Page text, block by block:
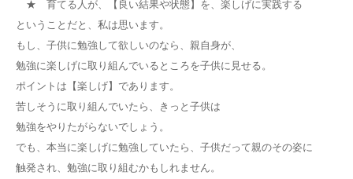
★ 育てる人が、【良い結果や状態】を、楽しげに実践する
ということだと、私は思います。
もし、子供に勉強して欲しいのなら、親自身が、
勉強に楽しげに取り組んでいるところを子供に見せる。
ポイントは【楽しげ】であります。
苦しそうに取り組んでいたら、きっと子供は
勉強をやりたがらないでしょう。
でも、本当に楽しげに勉強していたら、子供だって親のその姿に
触発され、勉強に取り組むかもしれません。